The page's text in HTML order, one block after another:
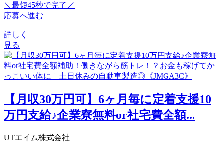
＼最短45秒で完了／
応募へ進む
詳しく
見る
【月収30万円可】6ヶ月毎に定着支援10
万円支給♪企業寮無料or社宅費全額...
UTエイム株式会社